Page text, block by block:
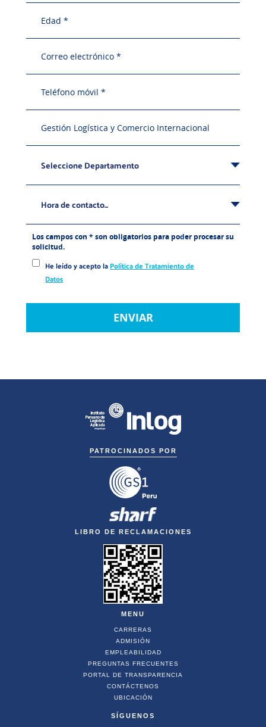
Seleccione Departamento
Hora de contacto...
Los campos con * son obligatorios para poder procesar su
solicitud.
He leído y acepto laPolítica de Tratamiento de
Datos
PATROCINADOS POR
LIBRO DE RECLAMACIONES
MENU
CARRERAS
ADMISIÓN
EMPLEABILIDAD
PREGUNTAS FRECUENTES
PORTAL DE TRANSPARENCIA
CONTÁCTENOS
UBICACIÓN
SÍGUENOS